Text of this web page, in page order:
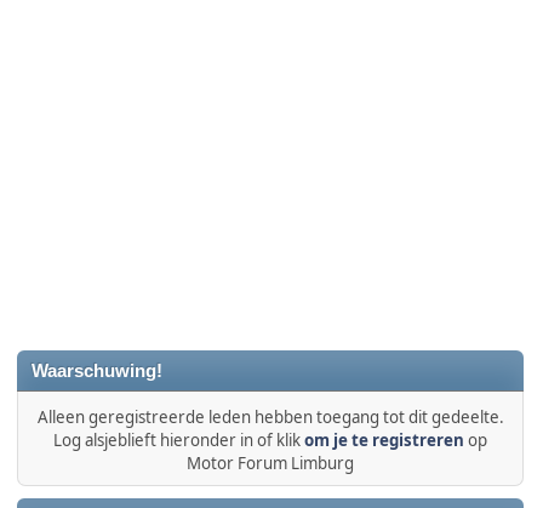
Waarschuwing!
Alleen geregistreerde leden hebben toegang tot dit gedeelte.
Log alsjeblieft hieronder in of klikom je te registreren op
Motor Forum Limburg